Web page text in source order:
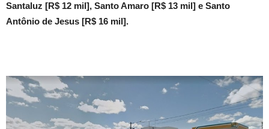
Santaluz [R$ 12 mil], Santo Amaro [R$ 13 mil] e Santo
Antônio de Jesus [R$ 16 mil].